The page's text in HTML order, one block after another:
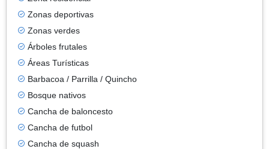
Zonas deportivas
Zonas verdes
Árboles frutales
Áreas Turísticas
Barbacoa / Parrilla / Quincho
Bosque nativos
Cancha de baloncesto
Cancha de futbol
Cancha de squash